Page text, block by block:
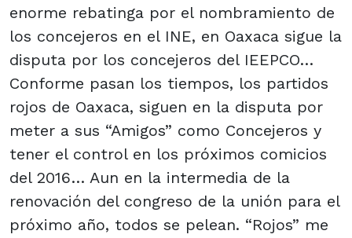
enorme rebatinga por el nombramiento de
los concejeros en el INE, en Oaxaca sigue la
disputa por los concejeros del IEEPCO…
Conforme pasan los tiempos, los partidos
rojos de Oaxaca, siguen en la disputa por
meter a sus “Amigos” como Concejeros y
tener el control en los próximos comicios
del 2016… Aun en la intermedia de la
renovación del congreso de la unión para el
próximo año, todos se pelean. “Rojos” me